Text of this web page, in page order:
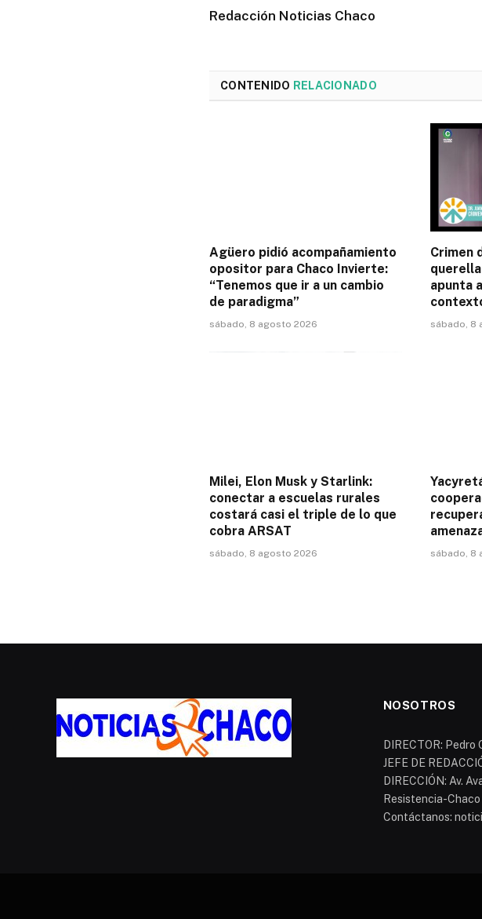
Redacción Noticias Chaco
CONTENIDO RELACIONADO
Agüero pidió acompañamiento
opositor para Chaco Invierte:
“Tenemos que ir a un cambio
de paradigma”
sábado, 8 agosto 2026
Crimen
apunta
sábado, 8
Milei, Elon Musk y Starlink:
conectar a escuelas rurales
costará casi el triple de lo que
cobra ARSAT
sábado, 8 agosto 2026 sábado, 8
NOSOTROS
DIRECTOR: Pedro
JEFE DE
DIRECCIÓN: Av.
Resistencia-
Contáctanos: